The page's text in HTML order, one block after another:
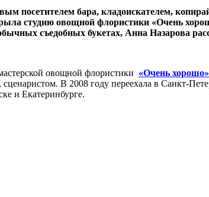
посетителем бара, кладоискателем,
студию овощной флористики «Очень
съедобных букетах, Анна Назарова
овощной флористики «Очень хорошо»
В 2008 году переехала в Санкт-
и Екатеринбурге.